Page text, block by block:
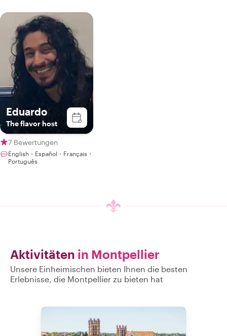
Eduardo
The flavor host
7 Bewertungen
English・Español・Français・
Português
Aktivitäten in Montpellier
Unsere Einheimischen bieten Ihnen die besten
Erlebnisse, die Montpellier zu bieten hat